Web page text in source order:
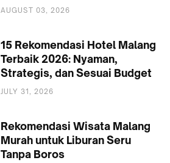
AUGUST 03, 2026
15 Rekomendasi Hotel Malang
Terbaik 2026: Nyaman,
Strategis, dan Sesuai Budget
JULY 31, 2026
Rekomendasi Wisata Malang
Murah untuk Liburan Seru
Tanpa Boros